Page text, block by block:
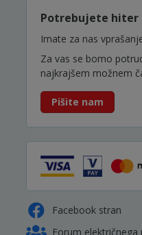
Potrebujete hiter
Imate za nas
Za vas se bomo
najkrajšem možnem
Pišite nam
Facebook stran
Forum